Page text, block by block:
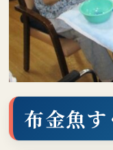
布金魚す